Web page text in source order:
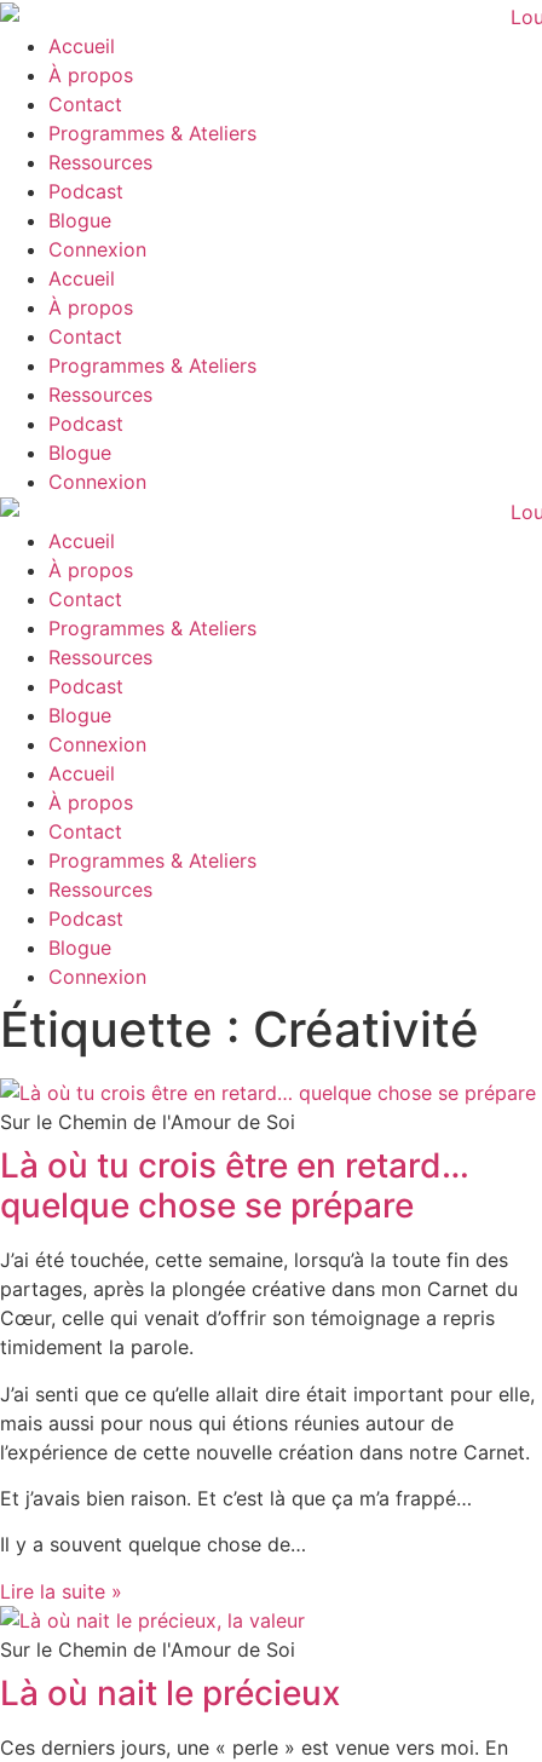
Aller
contenu
Accueil
À propos
Contact
Programmes & Ateliers
Ressources
Podcast
Blogue
Connexion
Accueil
À propos
Contact
Programmes & Ateliers
Ressources
Podcast
Blogue
Connexion
Accueil
À propos
Contact
Programmes & Ateliers
Ressources
Podcast
Blogue
Connexion
Accueil
À propos
Contact
Programmes & Ateliers
Ressources
Podcast
Blogue
Connexion
Étiquette : Créativité
Sur le Chemin de l'Amour de Soi
Là où tu crois être en retard…
quelque chose se prépare
J’ai été touchée, cette semaine, lorsqu’à la toute fin des
partages, après la plongée créative dans mon Carnet du
Cœur, celle qui venait d’offrir son témoignage a repris
timidement la parole.
J’ai senti que ce qu’elle allait dire était important pour elle,
mais aussi pour nous qui étions réunies autour de
l’expérience de cette nouvelle création dans notre Carnet.
Et j’avais bien raison. Et c’est là que ça m’a frappé…
Il y a souvent quelque chose de…
Lire la suite »
Sur le Chemin de l'Amour de Soi
Là où nait le précieux
Ces derniers jours, une « perle » est venue vers moi. En